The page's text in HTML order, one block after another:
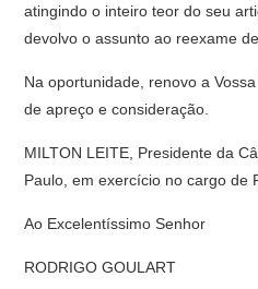
atingindo o inteiro teor do seu
devolvo o assunto ao reexame
Na oportunidade, renovo a
de apreço e consideração.
MILTON LEITE, Presidente da
Paulo, em exercício no cargo de
Ao Excelentíssimo Senhor
RODRIGO GOULART